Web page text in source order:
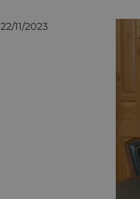
22/11/2023